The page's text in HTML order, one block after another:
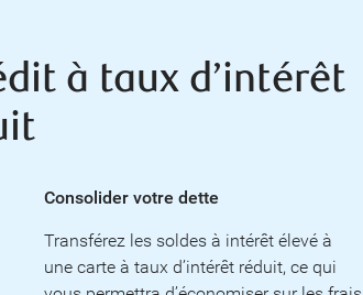
à taux d’intérêt
Consolider votre dette
Transférez les soldes à intérêt élevé à
une carte à taux d’intérêt réduit, ce qui